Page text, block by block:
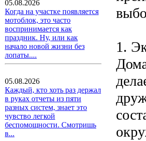
05.08.2026
Когда на участке появляется
мотоблок, это часто
воспринимается как
праздник. Ну, или как
начало новой жизни без
лопаты....
05.08.2026
Каждый, кто хоть раз держал
в руках отчеты из пяти
разных систем, знает это
чувство легкой
беспомощности. Смотришь
в...
1.